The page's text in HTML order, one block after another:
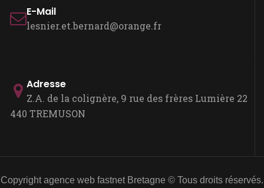
E-Mail
lesnier.et.bernard@orange.fr
Adresse
Z.A. de la colignère, 9 rue des frères Lumière 22
440 TREMUSON
Copyright agence web fastnet Bretagne © Tous droits réservés.